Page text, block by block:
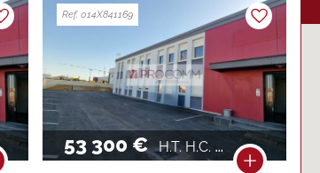
53 300 € H.T. H.C. / AN
Ref. 014X841169